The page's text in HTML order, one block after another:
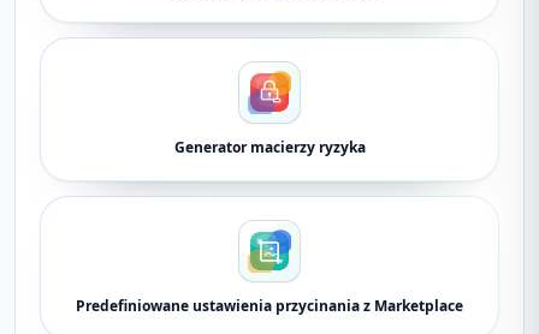
Generator macierzy ryzyka
Predefiniowane ustawienia przycinania z Marketplace